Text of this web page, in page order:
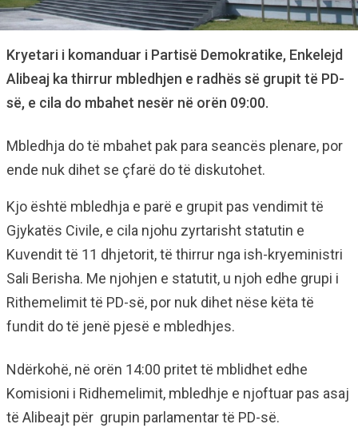
Kryetari i komanduar i Partisë Demokratike, Enkelejd
Alibeaj ka thirrur mbledhjen e radhës së grupit të PD-
së, e cila do mbahet nesër në orën 09:00.
Mbledhja do të mbahet pak para seancës plenare, por
ende nuk dihet se çfarë do të diskutohet.
Kjo është mbledhja e parë e grupit pas vendimit të
Gjykatës Civile, e cila njohu zyrtarisht statutin e
Kuvendit të 11 dhjetorit, të thirrur nga ish-kryeministri
Sali Berisha. Me njohjen e statutit, u njoh edhe grupi i
Rithemelimit të PD-së, por nuk dihet nëse këta të
fundit do të jenë pjesë e mbledhjes.
Ndërkohë, në orën 14:00 pritet të mblidhet edhe
Komisioni i Ridhemelimit, mbledhje e njoftuar pas asaj
të Alibeajt për grupin parlamentar të PD-së.